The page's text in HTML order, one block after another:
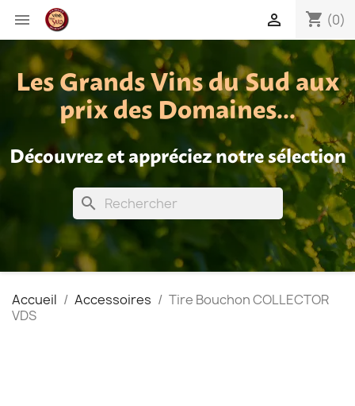
 shopping_cart (0)

Les Grands Vins du Sud aux
prix des Domaines...
Découvrez et appréciez notre sélection
search
Accueil Accessoires
Tire Bouchon COLLECTOR
VDS